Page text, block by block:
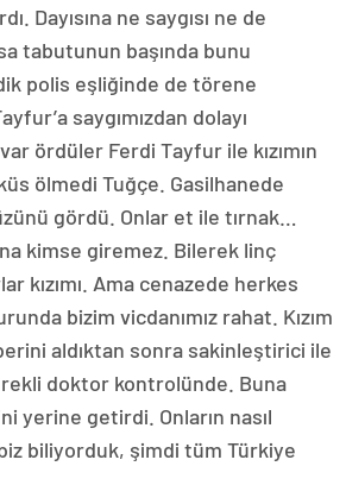
Dayısına ne saygısı ne de
tabutunun başında bunu
polis eşliğinde de törene
saygımızdan dolayı
ördüler Ferdi Tayfur ile kızımın
ölmedi Tuğçe. Gasilhanede
gördü. Onlar et ile tırnak…
kimse giremez. Bilerek linç
kızımı. Ama cenazede herkes
bizim vicdanımız rahat. Kızım
aldıktan sonra sakinleştirici ile
doktor kontrolünde. Buna
yerine getirdi. Onların nasıl
biliyorduk, şimdi tüm Türkiye